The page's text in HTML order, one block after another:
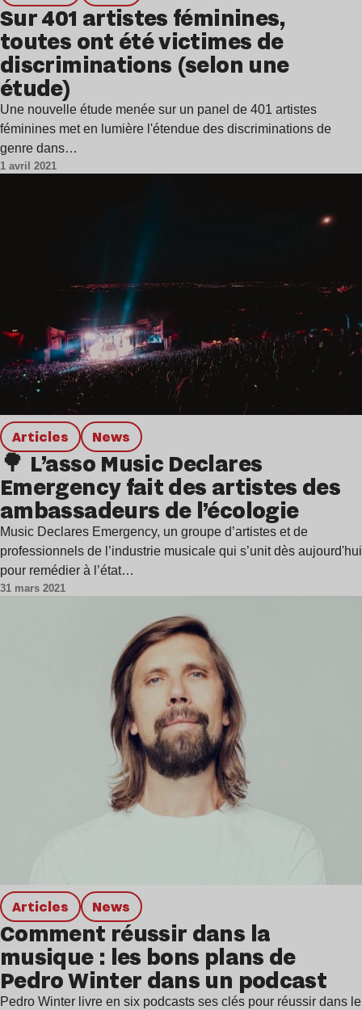
Sur 401 artistes féminines,
toutes ont été victimes de
discriminations (selon une
étude)
Une nouvelle étude menée sur un panel de 401 artistes
féminines met en lumière l'étendue des discriminations de
genre dans…
1 avril 2021
Articles news
🌳 L’asso Music Declares
Emergency fait des artistes des
ambassadeurs de l’écologie
Music Declares Emergency, un groupe d’artistes et de
professionnels de l’industrie musicale qui s’unit dès aujourd'hui
pour remédier à l’état…
31 mars 2021
Articles news
Comment réussir dans la
musique : les bons plans de
Pedro Winter dans un podcast
Pedro Winter livre en six podcasts ses clés pour réussir dans le